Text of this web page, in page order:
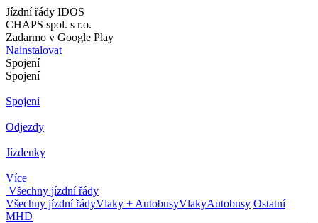
Jízdní řády IDOS
CHAPS spol. s r.o.
Zadarmo v Google Play
Nainstalovat
Spojení
Spojení
Spojení
Odjezdy
Jízdenky
Více
Všechny jízdní řády
Všechny jízdní řádyVlaky + AutobusyVlakyAutobusy Ostatní
MHD